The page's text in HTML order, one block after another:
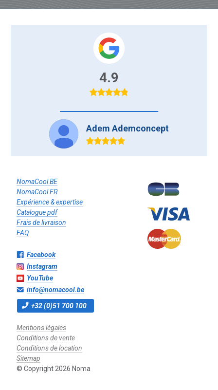
4.9
Adem Ademconcept
NomaCool BE
NomaCool FR
Expérience & expertise
Catalogue pdf
Frais de livraison
FAQ
Facebook
Instagram
YouTube
info@nomacool.be
+32 (0)51 700 100
Mentions légales
Conditions de vente
Conditions de location
Sitemap
© Copyright 2026 Noma